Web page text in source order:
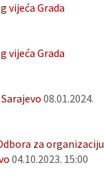
vijeća Grada
vijeća Grada
08.01.2024.
za organizaciju
04.10.2023. 15:00